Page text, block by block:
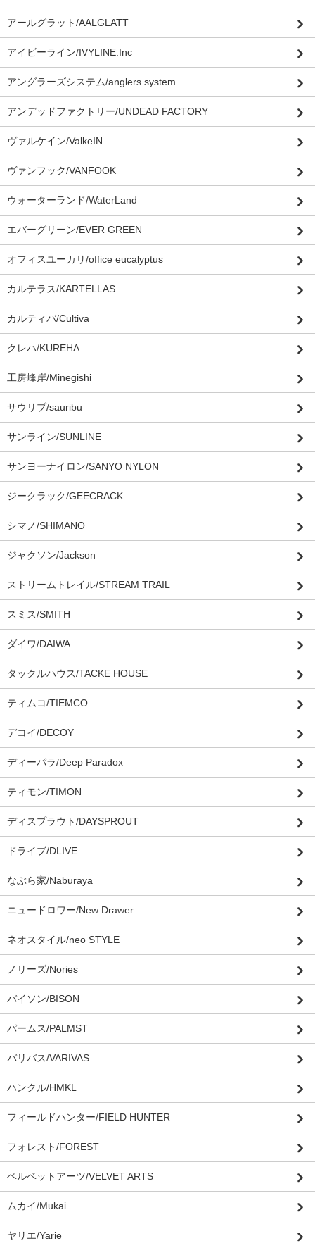
アールグラット/AALGLATT
アイビーライン/IVYLINE.Inc
アングラーズシステム/anglers system
アンデッドファクトリー/UNDEAD FACTORY
ヴァルケイン/ValkeIN
ヴァンフック/VANFOOK
ウォーターランド/WaterLand
エバーグリーン/EVER GREEN
オフィスユーカリ/office eucalyptus
カルテラス/KARTELLAS
カルティバ/Cultiva
クレハ/KUREHA
工房峰岸/Minegishi
サウリブ/sauribu
サンライン/SUNLINE
サンヨーナイロン/SANYO NYLON
ジークラック/GEECRACK
シマノ/SHIMANO
ジャクソン/Jackson
ストリームトレイル/STREAM TRAIL
スミス/SMITH
ダイワ/DAIWA
タックルハウス/TACKE HOUSE
ティムコ/TIEMCO
デコイ/DECOY
ディーパラ/Deep Paradox
ティモン/TIMON
ディスプラウト/DAYSPROUT
ドライブ/DLIVE
なぶら家/Naburaya
ニュードロワー/New Drawer
ネオスタイル/neo STYLE
ノリーズ/Nories
バイソン/BISON
パームス/PALMST
バリバス/VARIVAS
ハンクル/HMKL
フィールドハンター/FIELD HUNTER
フォレスト/FOREST
ベルベットアーツ/VELVET ARTS
ムカイ/Mukai
ヤリエ/Yarie